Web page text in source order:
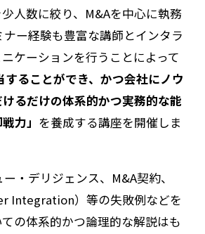
人数に絞り、M&Aを中心に執務
ナー経験も豊富な講師とインタラ
ケーションを行うことによって
することができ、かつ会社にノウ
るだけの体系的かつ実務的な能
力」 を養成する講座を開催しま
・デリジェンス、M&A契約、
Integration）等の失敗例などを
の体系的かつ論理的な解説はも